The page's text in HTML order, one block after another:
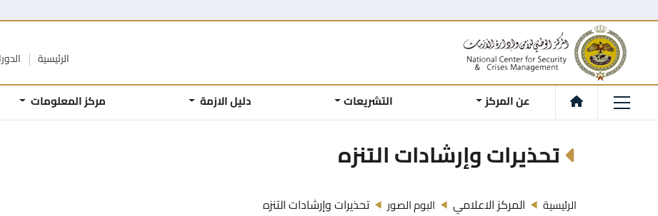
الرئيسية
عن المركز التشريعات دليل الازمة مركز المعلومات
تحذيرات وإرشادات التنزه
الرئيسية المركز الاعلامي البوم الصور تحذيرات وإرشادات التنزه